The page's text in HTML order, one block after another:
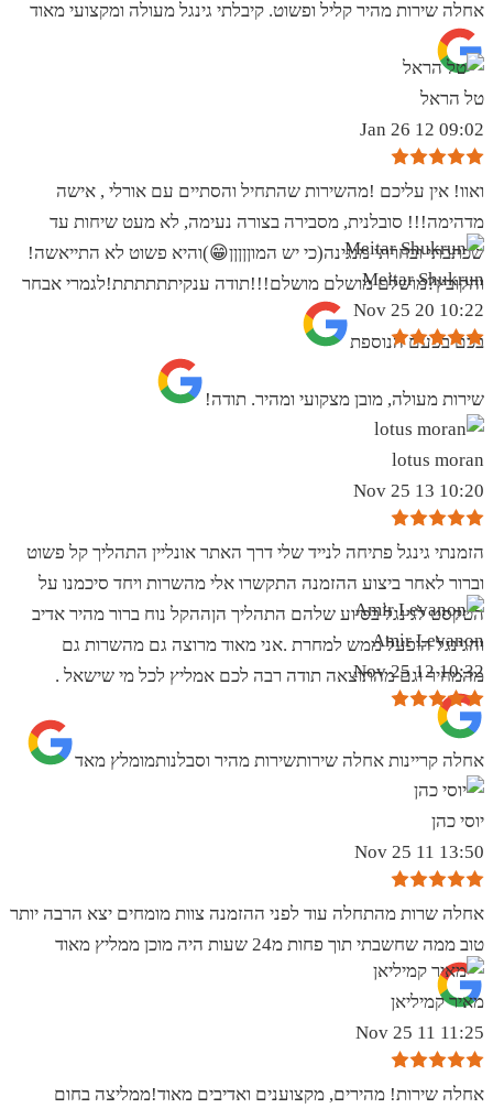
אחלה שירות מהיר קליל ופשוט. קיבלתי גינגל מעולה ומקצועי מאוד
טל הראל
09:02 12 Jan 26
ואוו! אין עליכם !מהשירות שהתחיל והסתיים עם אורלי , אישה
מדהימה!!! סובלנית, מסבירה בצורה נעימה, לא מעט שיחות עד
שכתבתי ובחרתי מנגינה(כי יש המוןןןןן😁)והיא פשוט לא התייאשה!
והקובץ?מושלם מושלם מושלם!!!תודה ענקיתתתתתת!לגמרי אבחר
בכם בפעם הנוספת
Meitar Shukrun
10:22 20 Nov 25
שירות מעולה, מובן מצקועי ומהיר. תודה!
lotus moran
10:20 13 Nov 25
הזמנתי גינגל פתיחה לנייד שלי דרך האתר אונליין התהליך קל פשוט
וברור לאחר ביצוע ההזמנה התקשרו אלי מהשרות ויחד סיכמנו על
הטקסט לגינגל בסיוע שלהם התהליך הןההקל נוח ברור מהיר אדיב
והגינגל הופעל ממש למחרת .אני מאוד מרוצה גם מהשרות גם
מהמחיר וגם מהתוצאה תודה רבה לכם אמליץ לכל מי שישאל .
Amir Levanon
10:32 12 Nov 25
אחלה קריינות אחלה שירותשירות מהיר וסבלנותמומלץ מאד
יוסי כהן
13:50 11 Nov 25
אחלה שרות מהתחלה עוד לפני ההזמנה צוות מומחים יצא הרבה יותר
טוב ממה שחשבתי תוך פחות מ24 שעות היה מוכן ממליץ מאוד
מאיר קמיליאן
11:25 11 Nov 25
אחלה שירות! מהירים, מקצוענים ואדיבים מאוד!ממליצה בחום